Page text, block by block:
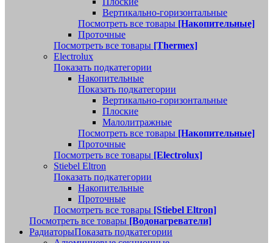
Вертикально-горизонтальные
Посмотреть все товары [Накопительные]
Проточные
Посмотреть все товары [Thermex]
Electrolux
Показать подкатегории
Накопительные
Показать подкатегории
Вертикально-горизонтальные
Плоские
Малолитражные
Посмотреть все товары [Накопительные]
Проточные
Посмотреть все товары [Electrolux]
Stiebel Eltron
Показать подкатегории
Накопительные
Проточные
Посмотреть все товары [Stiebel Eltron]
Посмотреть все товары [Водонагреватели]
РадиаторыПоказать подкатегории